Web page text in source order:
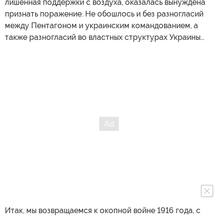
лишенная поддержки с воздуха, оказалась вынуждена
признать поражение. Не обошлось и без разногласий
между Пентагоном и украинским командованием, а
также разногласий во властных структурах Украины…
Итак, мы возвращаемся к окопной войне 1916 года, с